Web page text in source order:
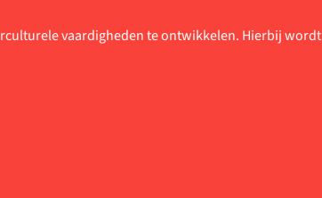
vaardigheden te ontwikkelen. Hierbij wordt